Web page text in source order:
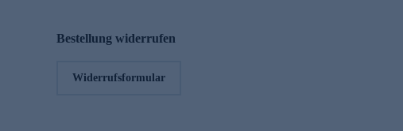
Bestellung widerrufen
Widerrufsformular